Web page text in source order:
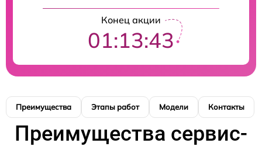
Конец акции
01:13:42
Преимущества Этапы работ Модели Контакты
Преимущества сервис-